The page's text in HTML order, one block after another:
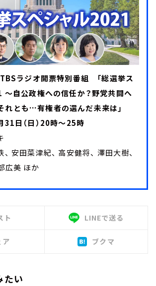
TBSラジオ開票特別番組 「総選挙ス
～自公政権への信任か？野党共闘へ
とも…有権者の選んだ未来は」
31日（日）20時～25時
、 安田菜津紀、 高安健将、 澤田大樹、
広美 ほか
ト LINEで送る
ア ブクマ
たい